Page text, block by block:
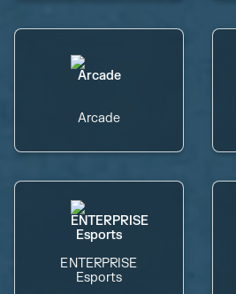
Arcade
ENTERPRISE
Esports